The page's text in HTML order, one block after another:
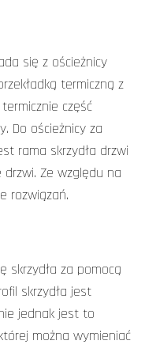
się z ościeżnicy
termiczną z
część
Do ościeżnicy za
rama skrzydła drzwi
Ze względu na
rozwiązań.
skrzydła za pomocą
skrzydła jest
jednak jest to
można wymieniać